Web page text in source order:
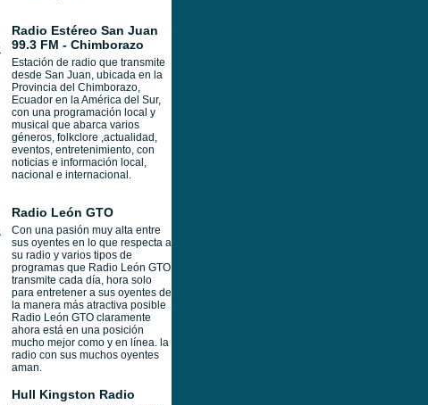
Radio Estéreo San Juan
99.3 FM - Chimborazo
Estación de radio que transmite
desde San Juan, ubicada en la
Provincia del Chimborazo,
Ecuador en la América del Sur,
con una programación local y
musical que abarca varios
géneros, folkclore ,actualidad,
eventos, entretenimiento, con
noticias e información local,
nacional e internacional.
Radio León GTO
Con una pasión muy alta entre
sus oyentes en lo que respecta a
su radio y varios tipos de
programas que Radio León GTO
transmite cada día, hora solo
para entretener a sus oyentes de
la manera más atractiva posible
Radio León GTO claramente
ahora está en una posición
mucho mejor como y en línea. la
radio con sus muchos oyentes
aman.
Hull Kingston Radio